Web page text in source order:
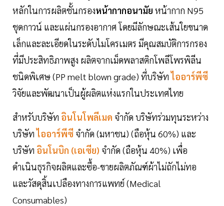
หลักในการผลิตชั้นกรองหน้ากากอนามัย หน้ากาก N95
ชุดกาวน์ และแผ่นกรองอากาศ โดยมีลักษณะเส้นใยขนาด
เล็กและละเอียดในระดับไมโครเมตร มีคุณสมบัติการกรอง
ที่มีประสิทธิภาพสูง ผลิตจากเม็ดพลาสติกโพลีโพรพิลีน
ชนิดพิเศษ (PP melt blown grade) ที่บริษัทไออาร์พีซี
วิจัยและพัฒนาเป็นผู้ผลิตแห่งแรกในประเทศไทย
สำหรับบริษัท อินโนโพลีเมด จำกัด บริษัทร่วมทุนระหว่าง
บริษัทไออาร์พีซี จำกัด (มหาชน) (ถือหุ้น 60%) และ
บริษัท อินโนบิก (เอเซีย) จำกัด (ถือหุ้น 40%) เพื่อ
ดำเนินธุรกิจผลิตและซื้อ-ขายผลิตภัณฑ์ผ้าไม่ถักไม่ทอ
และวัสดุสิ้นเปลืองทางการแพทย์ (Medical
Consumables)